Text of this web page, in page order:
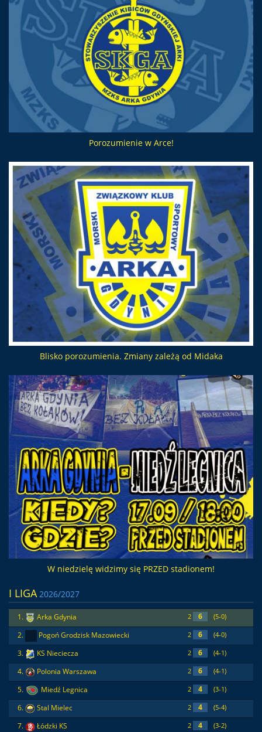
Porozumienie w Arce!
Blisko porozumienia. Zmiany zależą od Midaka
W niedzielę widzimy się PRZED stadionem!
I LIGA2026/2027
1. Arka Gdynia 2 6 (5-0)
2. Pogoń Grodzisk Mazowiecki 2 6 (4-0)
3. KS Nieciecza 2 6 (4-1)
4. Polonia Warszawa 2 6 (4-1)
5. Miedź Legnica 2 4 (3-1)
6. Stal Mielec 2 4 (5-4)
7. Łódzki KS 2 4 (3-2)